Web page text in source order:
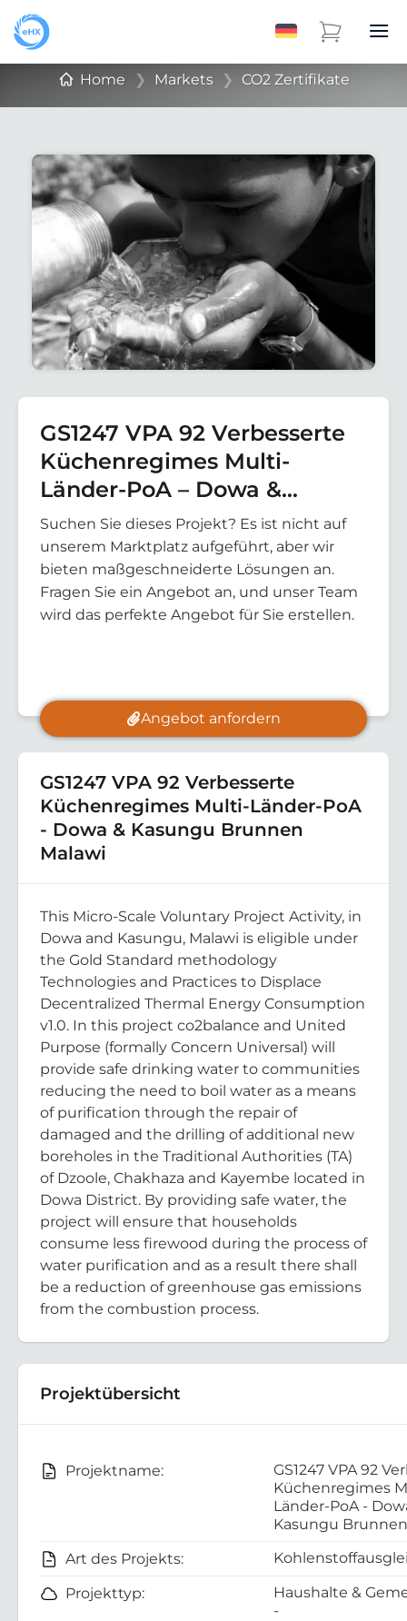
Home ❯ Markets ❯ CO2 Zertifikate
GS1247 VPA 92 Verbesserte
Küchenregimes Multi-
Länder-PoA – Dowa &
Kasungu Brunnen Malawi
Suchen Sie dieses Projekt? Es ist nicht auf
unserem Marktplatz aufgeführt, aber wir
bieten maßgeschneiderte Lösungen an.
Fragen Sie ein Angebot an, und unser Team
wird das perfekte Angebot für Sie erstellen.
Angebot anfordern
GS1247 VPA 92 Verbesserte
Küchenregimes Multi-Länder-PoA
- Dowa & Kasungu Brunnen
Malawi
This Micro-Scale Voluntary Project Activity, in
Dowa and Kasungu, Malawi is eligible under
the Gold Standard methodology
Technologies and Practices to Displace
Decentralized Thermal Energy Consumption
v1.0. In this project co2balance and United
Purpose (formally Concern Universal) will
provide safe drinking water to communities
reducing the need to boil water as a means
of purification through the repair of
damaged and the drilling of additional new
boreholes in the Traditional Authorities (TA)
of Dzoole, Chakhaza and Kayembe located in
Dowa District. By providing safe water, the
project will ensure that households
consume less firewood during the process of
water purification and as a result there shall
be a reduction of greenhouse gas emissions
from the combustion process.
Projektübersicht
Projektname:
GS1247 VPA 92
Küchenregimes
Länder-PoA -
Kasungu
Art des Projekts:
Projekttyp:
Haushalte &
-